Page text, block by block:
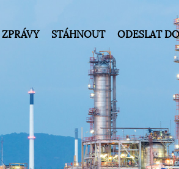
ZPRÁVY STÁHNOUT ODESLAT